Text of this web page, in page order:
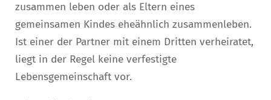
zusammen leben oder als Eltern eines
gemeinsamen Kindes eheähnlich zusammenleben.
Ist einer der Partner mit einem Dritten verheiratet,
liegt in der Regel keine verfestigte
Lebensgemeinschaft vor.